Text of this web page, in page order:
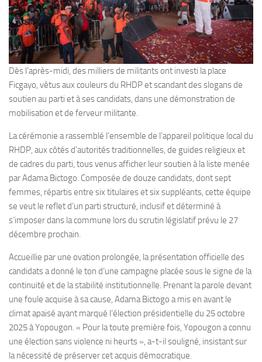
Dès l’après-midi, des milliers de militants ont investi la place
Ficgayo, vêtus aux couleurs du RHDP et scandant des slogans de
soutien au parti et à ses candidats, dans une démonstration de
mobilisation et de ferveur militante.
La cérémonie a rassemblé l’ensemble de l’appareil politique local du
RHDP, aux côtés d’autorités traditionnelles, de guides religieux et
de cadres du parti, tous venus afficher leur soutien à la liste menée
par Adama Bictogo. Composée de douze candidats, dont sept
femmes, répartis entre six titulaires et six suppléants, cette équipe
se veut le reflet d’un parti structuré, inclusif et déterminé à
s’imposer dans la commune lors du scrutin législatif prévu le 27
décembre prochain.
Accueillie par une ovation prolongée, la présentation officielle des
candidats a donné le ton d’une campagne placée sous le signe de la
continuité et de la stabilité institutionnelle. Prenant la parole devant
une foule acquise à sa cause, Adama Bictogo a mis en avant le
climat apaisé ayant marqué l’élection présidentielle du 25 octobre
2025 à Yopougon. « Pour la toute première fois, Yopougon a connu
une élection sans violence ni heurts », a-t-il souligné, insistant sur
la nécessité de préserver cet acquis démocratique.